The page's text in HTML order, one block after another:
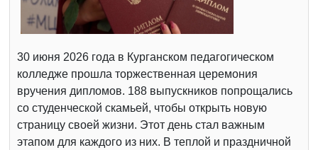
30 июня 2026 года в Курганском педагогическом
колледже прошла торжественная церемония
вручения дипломов. 188 выпускников попрощались
со студенческой скамьей, чтобы открыть новую
страницу своей жизни. Этот день стал важным
этапом для каждого из них. В теплой и праздничной